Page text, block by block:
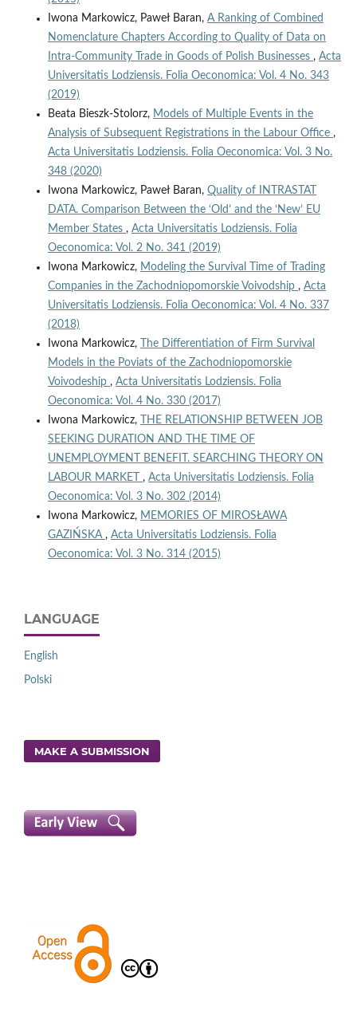
Iwona Markowicz, Paweł Baran, A Ranking of Combined
Nomenclature Chapters According to Quality of Data on
Intra‑Community Trade in Goods of Polish Businesses , Acta
Universitatis Lodziensis. Folia Oeconomica: Vol. 4 No. 343
(2019)
Beata Bieszk-Stolorz, Models of Multiple Events in the
Analysis of Subsequent Registrations in the Labour Office ,
Acta Universitatis Lodziensis. Folia Oeconomica: Vol. 3 No.
348 (2020)
Iwona Markowicz, Paweł Baran, Quality of INTRASTAT
DATA. Comparison Between the ‘Old’ and the ‘New’ EU
Member States , Acta Universitatis Lodziensis. Folia
Oeconomica: Vol. 2 No. 341 (2019)
Iwona Markowicz, Modeling the Survival Time of Trading
Companies in the Zachodniopomorskie Voivodship , Acta
Universitatis Lodziensis. Folia Oeconomica: Vol. 4 No. 337
(2018)
Iwona Markowicz,
The Differentiation of Firm Survival
Models in the Poviats of the Zachodniopomorskie
Voivodeship , Acta Universitatis Lodziensis. Folia
Oeconomica: Vol. 4 No. 330 (2017)
Iwona Markowicz,
THE RELATIONSHIP BETWEEN JOB
SEEKING DURATION AND THE TIME OF
UNEMPLOYMENT BENEFIT. SEARCHING THEORY ON
LABOUR MARKET , Acta Universitatis Lodziensis. Folia
Oeconomica: Vol. 3 No. 302 (2014)
Iwona Markowicz, MEMORIES OF MIROSŁAWA
GAZIŃSKA , Acta Universitatis Lodziensis. Folia
Oeconomica: Vol. 3 No. 314 (2015)
LANGUAGE
English
Polski
MAKE A SUBMISSION